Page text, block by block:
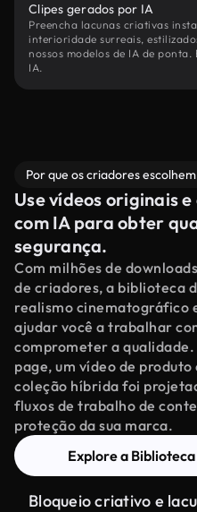
Clipes gerados por IA
Preencha lacunas criativas
interioridade surreais,
nossos modelos de IA de
IA.
Por que os criadores
Use vídeos originais
com IA para obter
segurança.
Com milhões de
de criadores, a biblioteca
realismo cinematográfico
ajudar você a trabalhar
comprometer a
page, um vídeo de
coleção híbrida foi
fluxos de trabalho de
proteção da sua marca.
Explore a
Bloqueio criativo e